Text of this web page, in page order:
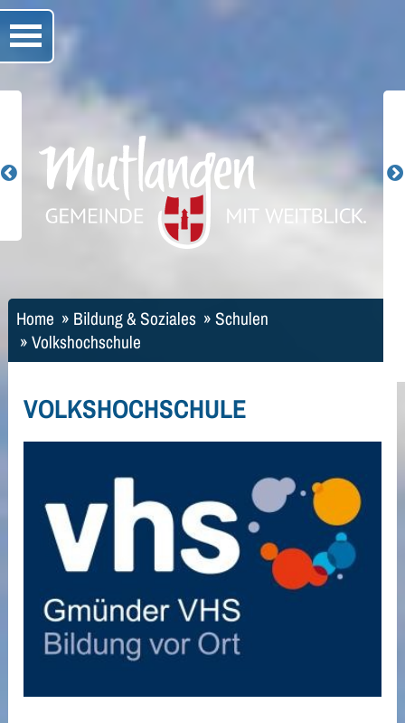
Home » Bildung & Soziales»Schulen
»Volkshochschule
VOLKSHOCHSCHULE